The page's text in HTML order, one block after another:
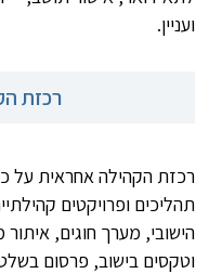
ועניין.
רכזת
רכזת הקהילה אחראית על
תהליכים ופרויקטים
הישובי, מערך חוגים, איתור
וטקסים בישוב, פרסום